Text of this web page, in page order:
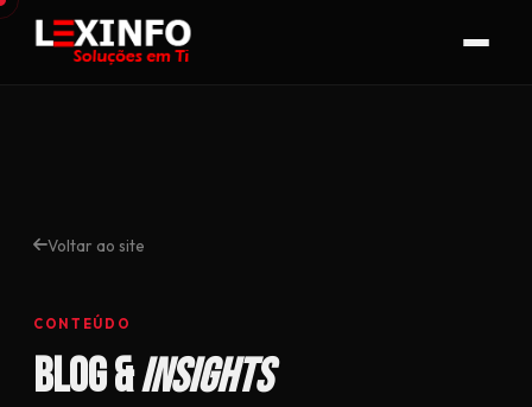
Voltar ao site
CONTEÚDO
Blog &Insights